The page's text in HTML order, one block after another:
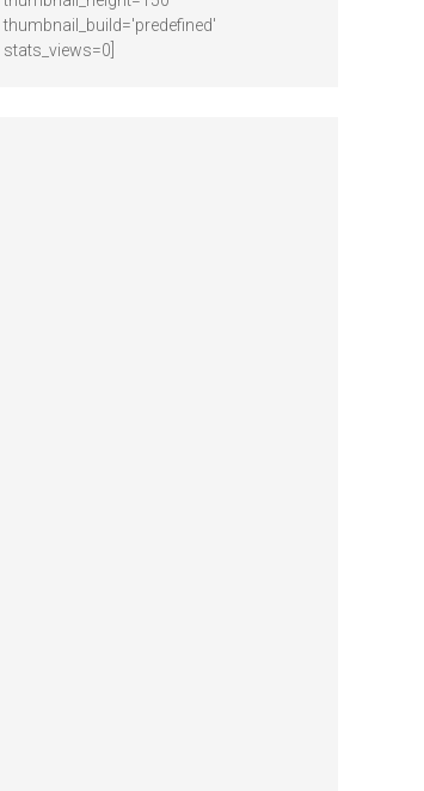
thumbnail_build='predefined'
stats_views=0]